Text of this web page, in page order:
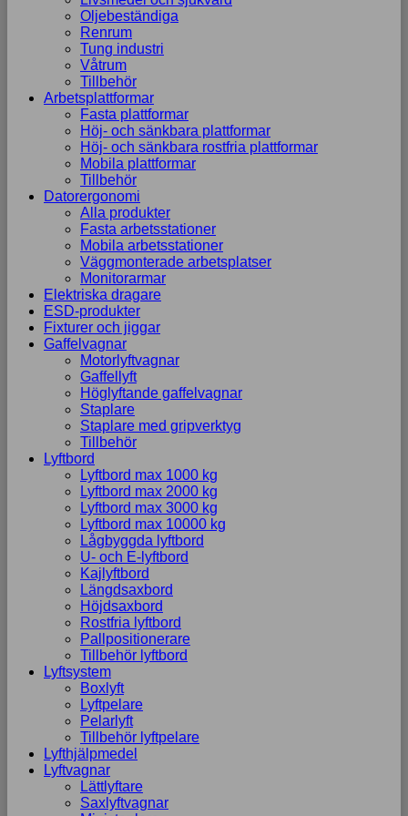
Oljebeständiga
Renrum
Tung industri
Våtrum
Tillbehör
Arbetsplattformar
Fasta plattformar
Höj- och sänkbara plattformar
Höj- och sänkbara rostfria plattformar
Mobila plattformar
Tillbehör
Datorergonomi
Alla produkter
Fasta arbetsstationer
Mobila arbetsstationer
Väggmonterade arbetsplatser
Monitorarmar
Elektriska dragare
ESD-produkter
Fixturer och jiggar
Gaffelvagnar
Motorlyftvagnar
Gaffellyft
Höglyftande gaffelvagnar
Staplare
Staplare med gripverktyg
Tillbehör
Lyftbord
Lyftbord max 1000 kg
Lyftbord max 2000 kg
Lyftbord max 3000 kg
Lyftbord max 10000 kg
Lågbyggda lyftbord
U- och E-lyftbord
Kajlyftbord
Längdsaxbord
Höjdsaxbord
Rostfria lyftbord
Pallpositionerare
Tillbehör lyftbord
Lyftsystem
Boxlyft
Lyftpelare
Pelarlyft
Tillbehör lyftpelare
Lyfthjälpmedel
Lyftvagnar
Lättlyftare
Saxlyftvagnar